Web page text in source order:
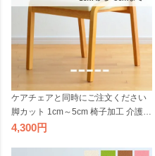
ケアチェアと同時にご注文ください
脚カット 1cm～5cm 椅子加工 介護チ
ェア 立ち上がり補助 高さ調節 高さ
4,300